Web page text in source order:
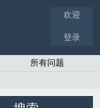
欢迎
登录
所有问题